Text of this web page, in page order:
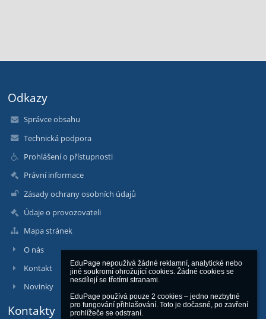
EduPage nepoužívá žádné reklamní, analytické nebo
jiné soukromí ohrožující cookies. Žádné cookies se
nesdílejí se třetími stranami.
EduPage používá pouze 2 cookies – jedno nezbytné
pro fungování přihlašování. Toto je dočasné, po zavření
prohlížeče se odstraní.
Odkazy
Správce obsahu
Technická podpora
Prohlášení o přístupnosti
Právní informace
Zásady ochrany osobních údajů
Údaje o provozovateli
Mapa stránek
O nás
Kontakt
Novinky
Kontakty